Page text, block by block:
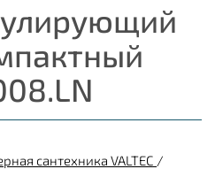
сантехника VALTEC /